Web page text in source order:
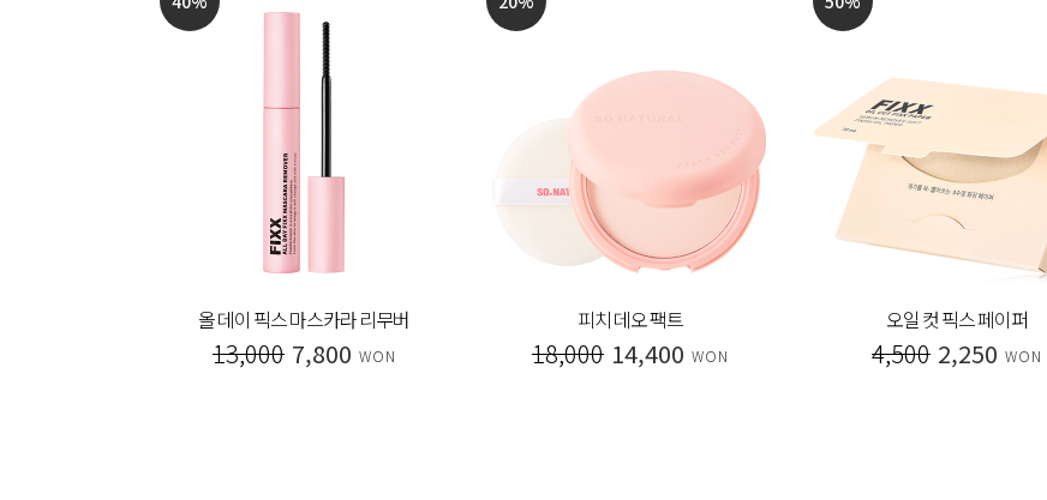
시그니처 페이스 오일
30,000 24,000 WON
아이스플랜트 퍼밍 앰플
26,000 15,600 WON
레드 필 화이트 세럼
32,000 22,400 WON